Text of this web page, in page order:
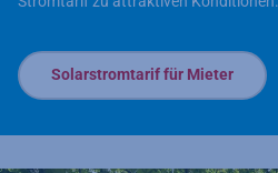
Solarstromtarif für Mieter